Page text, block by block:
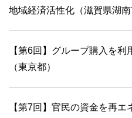
地域経済活性化（滋賀県湖南
【第6回】グループ購入を利
（東京都）
【第7回】官民の資金を再